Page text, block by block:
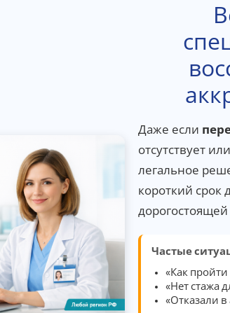
Даже если
отсутствует
легальное
короткий срок
Частые
«Как пройти
«Нет стажа
«Отказали в